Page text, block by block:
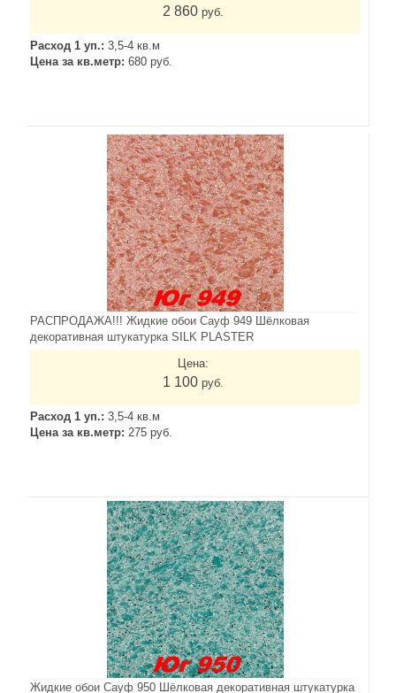
2 860 руб.
Расход 1 уп.: 3,5-4 кв.м
Цена за кв.метр: 680 руб.
РАСПРОДАЖА!!! Жидкие обои Сауф 949 Шёлковая
декоративная штукатурка SILK PLASTER
Цена:
1 100 руб.
Расход 1 уп.: 3,5-4 кв.м
Цена за кв.метр: 275 руб.
Жидкие обои Сауф 950 Шёлковая декоративная штукатурка